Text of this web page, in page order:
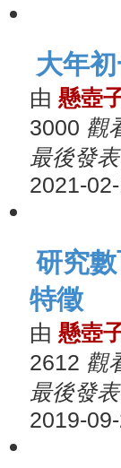
大年
由 懸壺
3000 觀
最後發表
2021-
研究
特徵
由 懸壺
2612 觀
最後發表
2019-